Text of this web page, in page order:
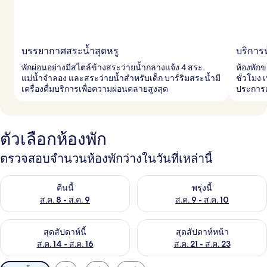
บรรยากาศสระน้ำสุดหรู
พักผ่อนอย่างมีสไตล์ข้างสระว่ายน้ำกลางแจ้ง 4 สระ
แม่น้ำจำลอง และสระว่ายน้ำสำหรับเด็ก บาร์ริมสระน้ำมี
เครื่องดื่มบริการเพื่อความผ่อนคลายสูงสุด
บริกา
ห้องพัก
ชั่วโมง
ประกา
ตัวเลือกห้องพัก
ตรวจสอบจำนวนห้องพักว่างในวันที่เหล่านี้
คืนนี้
ส.ค. 8 - ส.ค. 9
ตรวจสอบจำนวนห้องพักว่างในคืนนี้ ส.ค. 8 - ส.ค. 9พรุ่งนี้
ส.ค. 9 - ส.ค. 10
ตรวจสอบจำนวนห้องพักว่างใน
สุดสัปดาห์นี้
ส.ค. 14 - ส.ค. 16
ตรวจสอบจำนวนห้องพักว่างในสุดสัปดาห์นี้ ส.ค. 14 - ส.ค. 16
สุดสัปดาห์หน้า
ส.ค. 21 - ส.ค. 23
ตรวจสอบจำนวนห้องพักว่างใน